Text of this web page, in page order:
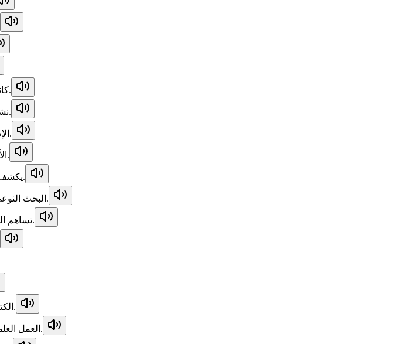
كانت مراجعة الأقران إيجابية.
نشرت المجلة الأكاديمية ذلك.
الإطار النظري يوجّه الدراسة.
الأدلة التجريبية تدعم الادعاء.
يكشف التحليل الكمي عن أنماط.
البحث النوعي يستكشف وجهات النظر.
تساهم المقالة العلمية في المعرفة.
الكتابة الأكاديمية تتبع الأعراف.
العمل العلمي يخضع لمراجعة الأقران.